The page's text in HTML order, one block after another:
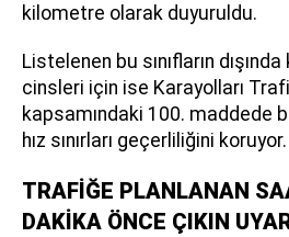
kilometre olarak duyuruldu.
Listelenen bu sınıfların
cinsleri için ise Karayolları
kapsamındaki 100. maddede
hız sınırları geçerliliğini koruyor.
TRAFİĞE PLANLANAN
DAKİKA ÖNCE ÇIKIN